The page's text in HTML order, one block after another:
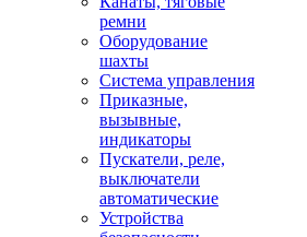
ремни
Оборудование
шахты
Система управления
Приказные,
вызывные,
индикаторы
Пускатели, реле,
выключатели
автоматические
Устройства